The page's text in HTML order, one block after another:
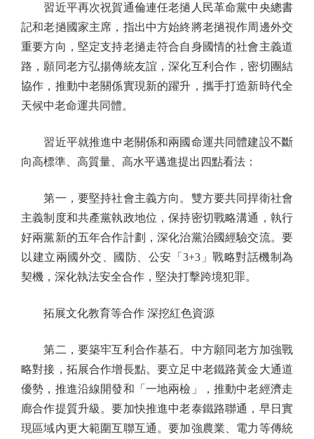
習近平再次祝賀通倫連任老撾人民革命黨中央總書
記和老撾國家主席，指出中方始終將老撾視作周邊外交
重要方向，堅定支持老撾走符合自身國情的社會主義道
路，願同老方弘揚傳統友誼，深化互利合作，密切團結
協作，推動中老關係實現新的躍升，攜手打造新時代全
天候中老命運共同體。
習近平就推進中老關係和兩國命運共同體建設不斷
向高標準、高質量、高水平邁進提出四點看法：
第一，要堅持社會主義方向。雙方要共同捍衛社會
主義制度和共產黨執政地位，保持密切戰略溝通，執行
好兩黨新的五年合作計劃，深化治黨治國經驗交流。要
以建立兩國外交、國防、公安「3+3」戰略對話機制為
契機，深化執法安全合作，堅決打擊跨境犯罪。
拓展文化教育等合作 深挖紅色資源
第二，要築牢互利合作基石。中方願同老方加強戰
略對接，拓展合作增長點。要立足中老鐵路黃金大通道
優勢，推進沿線開發和「一地兩檢」，推動中老經濟走
廊合作提質升級。要加快推進中老泰鐵路聯通，早日實
現區域內更大範圍互聯互通。要加強農業、電力等傳統